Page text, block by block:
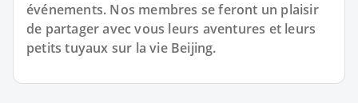
événements. Nos membres se feront un plaisir
de partager avec vous leurs aventures et leurs
petits tuyaux sur la vie Beijing.